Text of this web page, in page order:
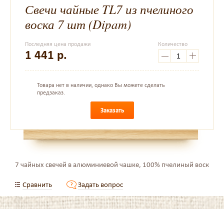
Свечи чайные TL7 из пчелиного
воска 7 шт (Dipam)
Последняя цена продажи
1 441 р.
Количество
Товара нет в наличии, однако Вы можете сделать
предзаказ.
Заказать
7 чайных свечей в алюминиевой чашке, 100% пчелиный воск
Сравнить Задать вопрос